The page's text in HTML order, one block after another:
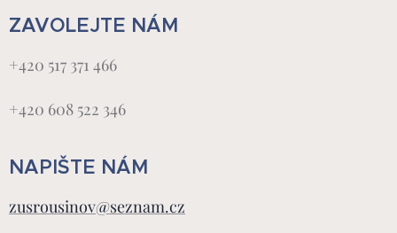
ZAVOLEJTE NÁM
+420 517 371 466
+420 608 522 346
NAPIŠTE NÁM
zusrousinov@seznam.cz